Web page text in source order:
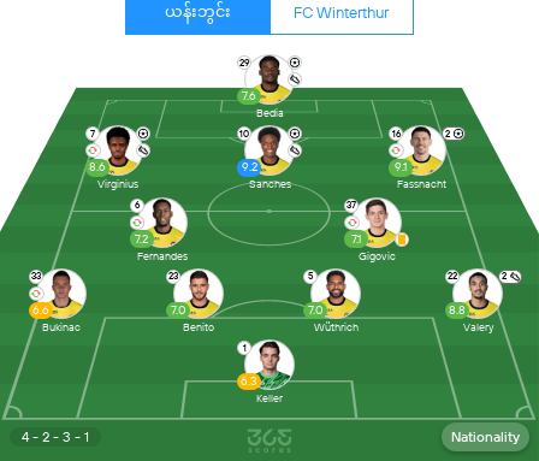
ယန်းဘွင်း FC Winterthur
4 - 2 - 3 - 1 Nationality
1
6.3
Keller
33
6.6
Bukinac
23
7.0
Benito
5
7.0
Wüthrich
22 2
8.8
Valery
6
7.2
Fernandes
37
7.1
Gigovic
7
8.6
Virginius
10
9.2
Sanches
16 2
9.1
Fassnacht
29
7.6
Bedia